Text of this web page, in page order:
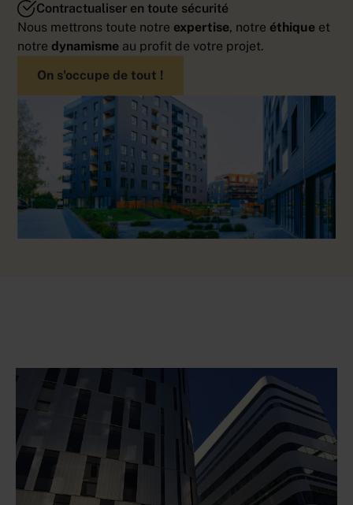
Contractualiser en toute sécurité
Nous mettrons toute notre expertise, notre éthique et
notre dynamisme au profit de votre projet.
On s'occupe de tout !